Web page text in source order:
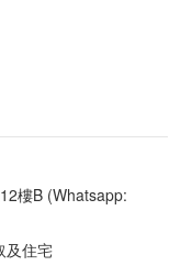
樓B (Whatsapp:
及住宅